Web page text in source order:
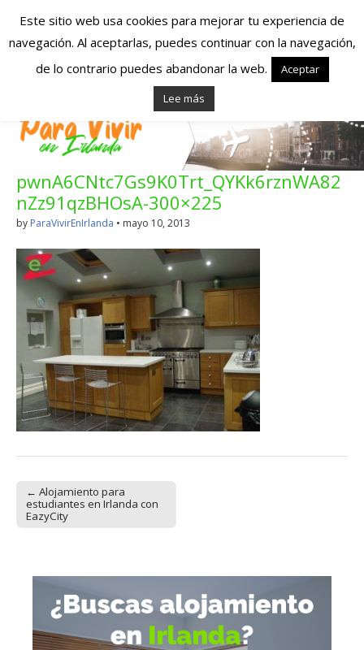
Españoles en
Irlanda – Vivir en
Irlanda – Trabajo
en Irlanda –
Alojamiento en
Irlanda
Blog dedicado a los que viven, estudian y trabajan en
Irlanda!
pwnA6CNtc7Gs9K0Trt_QYKk6rznWA82
nZz91qzBHOsA-300×225
by ParaVivirEnIrlanda • mayo 10, 2013
Post navigation
← Alojamiento para
estudiantes en Irlanda con
EazyCity
Este sitio web usa cookies para mejorar tu experiencia de
navegación. Al aceptarlas, puedes continuar con la navegación,
de lo contrario puedes abandonar la web.
Aceptar
Lee más